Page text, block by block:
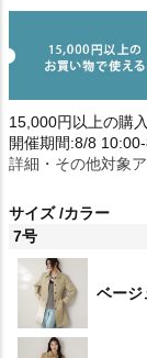
15,000円以上の購
開催期間:8/8
詳細・その他対象
サイズ カラー
7号
ベージ